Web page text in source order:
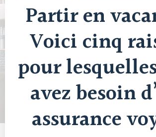
Partir en
Voici cinq
pour
avez besoin
assurance